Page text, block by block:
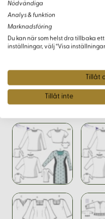
Tråd i passande färg
Modell B:
Modell C:Knappar till
efter önskemål
Varianter
Nödvändiga
Analys & funktion
Marknadsföring
Du kan när som helst dra tillbaka
inställningar, välj “Visa
Tillåt
Tillåt inte